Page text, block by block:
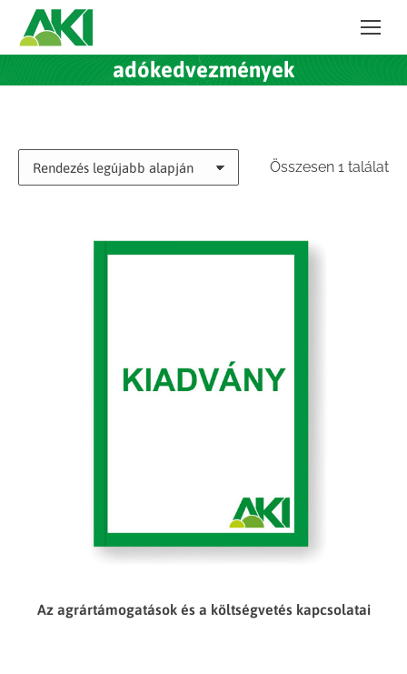
adókedvezmények
Összesen 1 találat
Az agrártámogatások és a költségvetés kapcsolatai